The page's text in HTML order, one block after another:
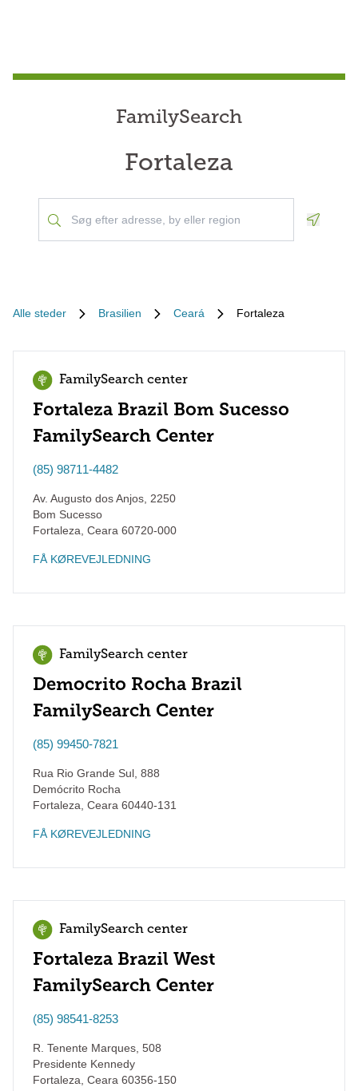
FamilySearch
Fortaleza
Alle steder Brasilien Ceará Fortaleza
FamilySearch center
Fortaleza Brazil Bom Sucesso
FamilySearch Center
(85) 98711-4482
Av. Augusto dos Anjos, 2250
Bom Sucesso
Fortaleza Ceara 60720-000
FÅ KØREVEJLEDNING
FamilySearch center
Democrito Rocha Brazil
FamilySearch Center
(85) 99450-7821
Rua Rio Grande Sul, 888
Demócrito Rocha
Fortaleza Ceara 60440-131
FÅ KØREVEJLEDNING
FamilySearch center
Fortaleza Brazil West
FamilySearch Center
(85) 98541-8253
R. Tenente Marques, 508
Presidente Kennedy
Fortaleza Ceara 60356-150